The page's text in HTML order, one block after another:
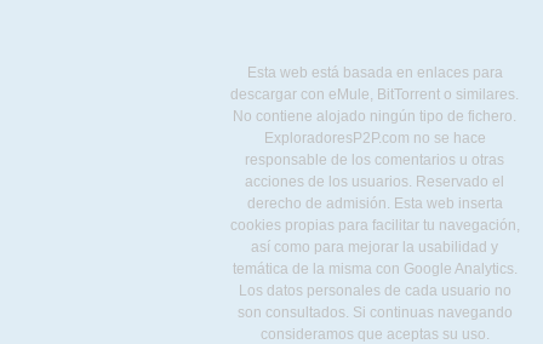
Esta web está basada en enlaces para
descargar con eMule, BitTorrent o similares.
No contiene alojado ningún tipo de fichero.
ExploradoresP2P.com no se hace
responsable de los comentarios u otras
acciones de los usuarios. Reservado el
derecho de admisión. Esta web inserta
cookies propias para facilitar tu navegación,
así como para mejorar la usabilidad y
temática de la misma con Google Analytics.
Los datos personales de cada usuario no
son consultados. Si continuas navegando
consideramos que aceptas su uso.